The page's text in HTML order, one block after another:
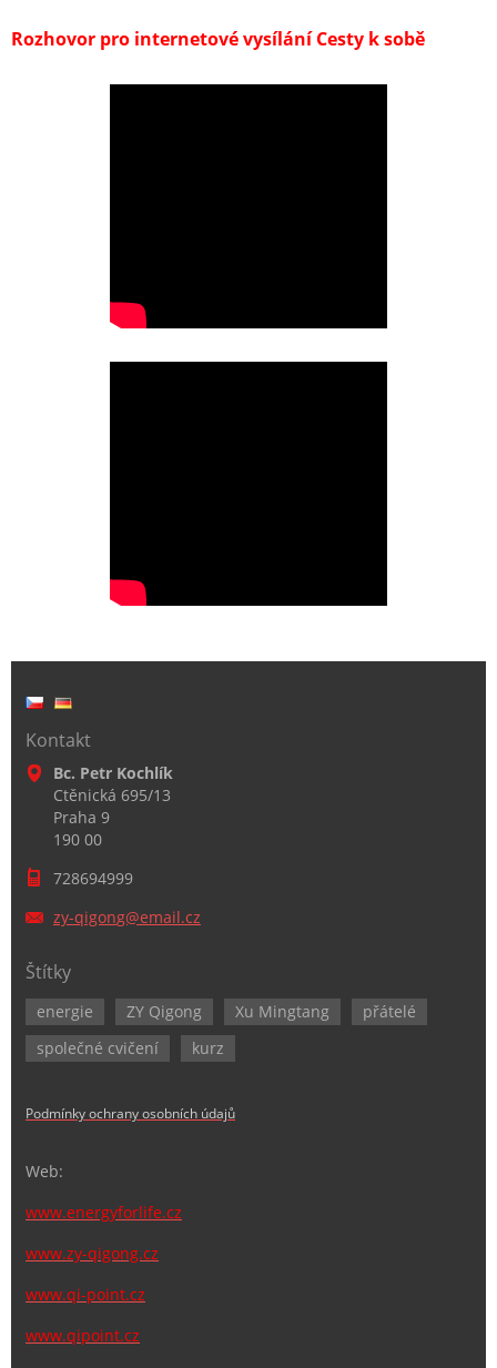
Rozhovor pro internetové vysílání Cesty k sobě
Kontakt
Bc. Petr Kochlík
Ctěnická 695/13
Praha 9
190 00
728694999
zy-qigong@email.cz
Štítky
energie ZY Qigong Xu Mingtang
přátelé
společné cvičení
kurz
Podmínky ochrany osobních údajů
Web:
www.energyforlife.cz
www.zy-qigong.cz
www.qi-point.cz
www.qipoint.cz